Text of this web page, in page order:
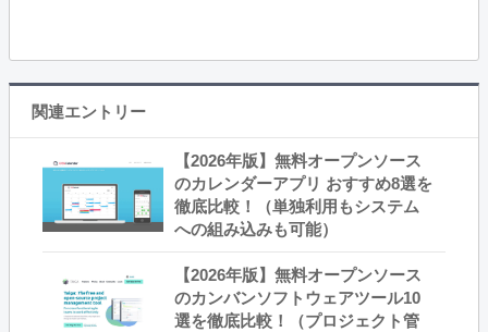
関連エントリー
【2026年版】無料オープンソース
のカレンダーアプリ おすすめ8選を
徹底比較！（単独利用もシステム
への組み込みも可能）
【2026年版】無料オープンソース
のカンバンソフトウェアツール10
選を徹底比較！（プロジェクト管